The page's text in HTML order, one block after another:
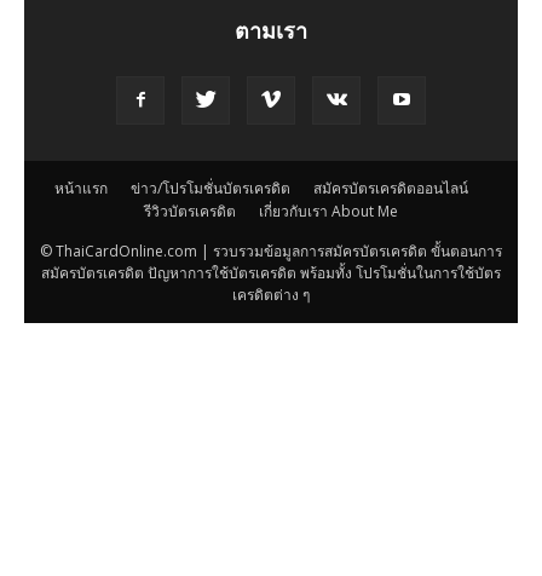
ตามเรา
หน้าแรก ข่าว/โปรโมชั่นบัตรเครดิต
สมัครบัตรเครดิตออนไลน์
รีวิวบัตรเครดิต
เกี่ยวกับเรา About Me
© ThaiCardOnline.com | รวบรวมข้อมูลการสมัครบัตรเครดิต ขั้นตอนการ
สมัครบัตรเครดิต ปัญหาการใช้บัตรเครดิต พร้อมทั้ง โปรโมชั่นในการใช้บัตร
เครดิตต่าง ๆ